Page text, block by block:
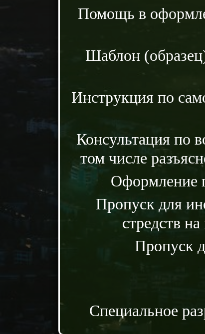
Помощь в
Шаблон
Инструкция по
Консультация по
том числе
Оформление
Пропуск для
стредств
Пропуск
Специальное